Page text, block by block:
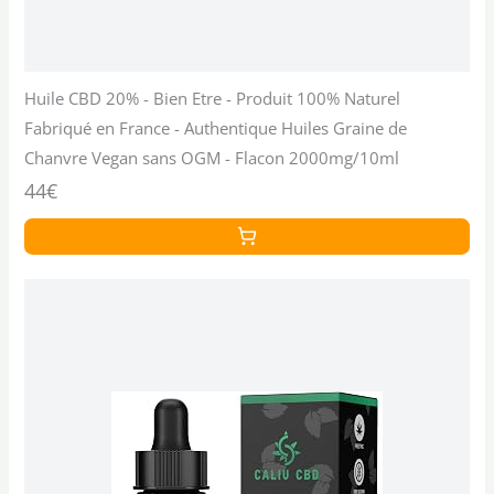
Huile CBD 20% - Bien Etre - Produit 100% Naturel
Fabriqué en France - Authentique Huiles Graine de
Chanvre Vegan sans OGM - Flacon 2000mg/10ml
44€